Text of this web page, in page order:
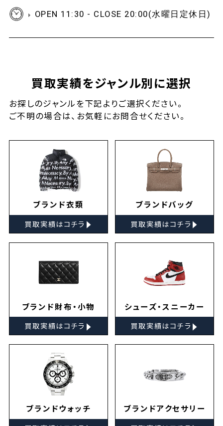
OPEN 11:30 - CLOSE 20:00(水曜日定休日)
買取実績をジャンル別に選択
お探しのジャンルを下記よりご選択ください。
ご不明の場合は、お気軽にお問合せください。
ブランド衣類
買取実績はコチラ ▸
ブランドバッグ
買取実績はコチラ ▸
ブランド財布・小物
買取実績はコチラ ▸
シューズ・スニーカー
買取実績はコチラ ▸
ブランドウォッチ ブランドアクセサリー